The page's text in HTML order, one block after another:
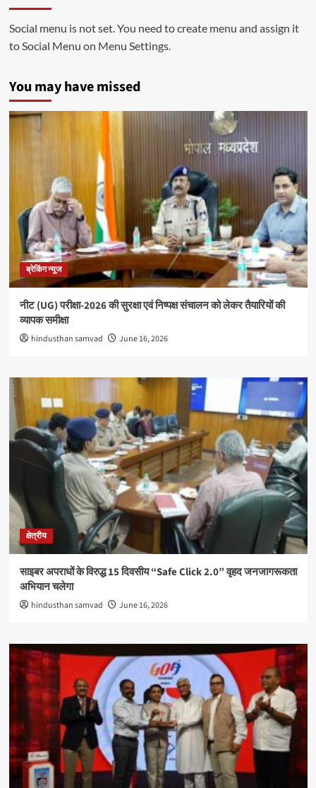
Social menu is not set. You need to create menu and assign it
to Social Menu on Menu Settings.
You may have missed
ब्रेकिंग न्यूज
नीट (UG) परीक्षा-2026 की सुरक्षा एवं निष्पक्ष संचालन को लेकर तैयारियों की
व्यापक समीक्षा
hindusthan samvad June 16, 2026
क्षेत्रीय
साइबर अपराधों के विरुद्ध 15 दिवसीय “Safe Click 2.0” वृहद जनजागरूकता
अभियान चलेगा
hindusthan samvad June 16, 2026